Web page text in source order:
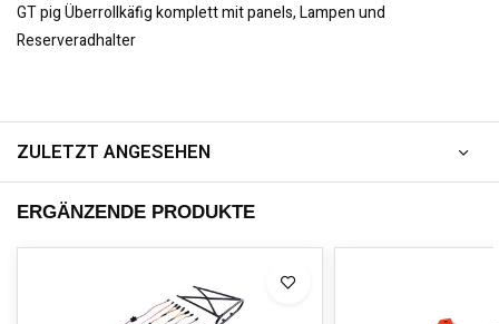
GT pig Überrollkäfig komplett mit panels, Lampen und
Reserveradhalter
ZULETZT ANGESEHEN
ERGÄNZENDE PRODUKTE